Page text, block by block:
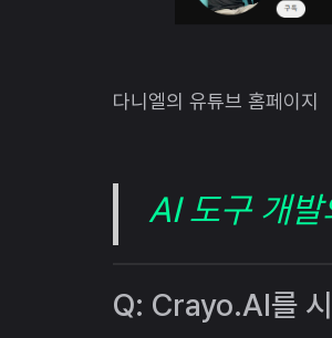
다니엘의 유튜브 홈페이지
AI 도구 개발
Q: Crayo.AI를 시